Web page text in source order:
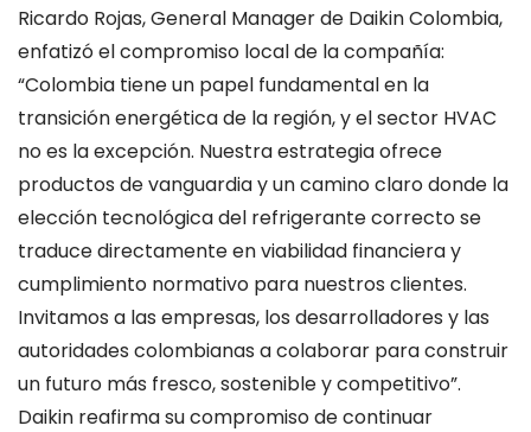
Ricardo Rojas, General Manager de Daikin Colombia,
enfatizó el compromiso local de la compañía:
“Colombia tiene un papel fundamental en la
transición energética de la región, y el sector HVAC
no es la excepción. Nuestra estrategia ofrece
productos de vanguardia y un camino claro donde la
elección tecnológica del refrigerante correcto se
traduce directamente en viabilidad financiera y
cumplimiento normativo para nuestros clientes.
Invitamos a las empresas, los desarrolladores y las
autoridades colombianas a colaborar para construir
un futuro más fresco, sostenible y competitivo”.
Daikin reafirma su compromiso de continuar